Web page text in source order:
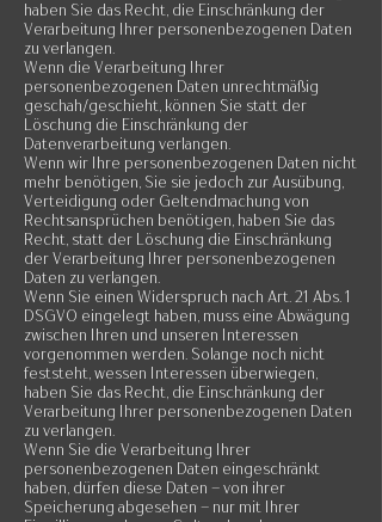
haben Sie das Recht, die Einschränkung der
Verarbeitung Ihrer personenbezogenen Daten
zu verlangen.
Wenn die Verarbeitung Ihrer
personenbezogenen Daten unrechtmäßig
geschah/geschieht, können Sie statt der
Löschung die Einschränkung der
Datenverarbeitung verlangen.
Wenn wir Ihre personenbezogenen Daten nicht
mehr benötigen, Sie sie jedoch zur Ausübung,
Verteidigung oder Geltendmachung von
Rechtsansprüchen benötigen, haben Sie das
Recht, statt der Löschung die Einschränkung
der Verarbeitung Ihrer personenbezogenen
Daten zu verlangen.
Wenn Sie einen Widerspruch nach Art. 21 Abs. 1
DSGVO eingelegt haben, muss eine Abwägung
zwischen Ihren und unseren Interessen
vorgenommen werden. Solange noch nicht
feststeht, wessen Interessen überwiegen,
haben Sie das Recht, die Einschränkung der
Verarbeitung Ihrer personenbezogenen Daten
zu verlangen.
Wenn Sie die Verarbeitung Ihrer
personenbezogenen Daten eingeschränkt
haben, dürfen diese Daten – von ihrer
Speicherung abgesehen – nur mit Ihrer